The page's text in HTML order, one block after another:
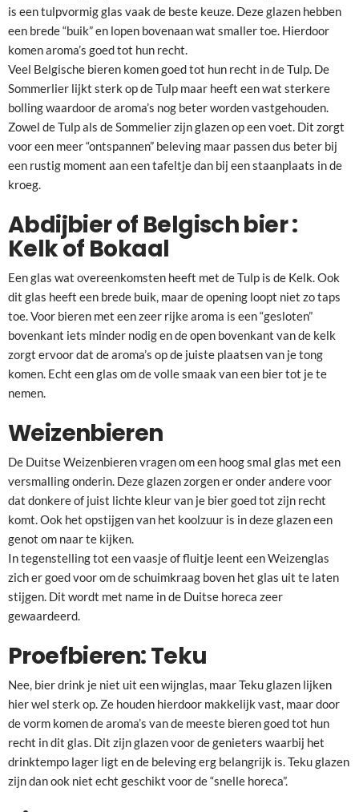
is een tulpvormig glas vaak de beste keuze. Deze glazen hebben
een brede “buik” en lopen bovenaan wat smaller toe. Hierdoor
komen aroma’s goed tot hun recht.
Veel Belgische bieren komen goed tot hun recht in de Tulp. De
Sommerlier lijkt sterk op de Tulp maar heeft een wat sterkere
bolling waardoor de aroma’s nog beter worden vastgehouden.
Zowel de Tulp als de Sommelier zijn glazen op een voet. Dit zorgt
voor een meer “ontspannen” beleving maar passen dus beter bij
een rustig moment aan een tafeltje dan bij een staanplaats in de
kroeg.
Abdijbier of Belgisch bier :
Kelk of Bokaal
Een glas wat overeenkomsten heeft met de Tulp is de Kelk. Ook
dit glas heeft een brede buik, maar de opening loopt niet zo taps
toe. Voor bieren met een zeer rijke aroma is een “gesloten”
bovenkant iets minder nodig en de open bovenkant van de kelk
zorgt ervoor dat de aroma’s op de juiste plaatsen van je tong
komen. Echt een glas om de volle smaak van een bier tot je te
nemen.
Weizenbieren
De Duitse Weizenbieren vragen om een hoog smal glas met een
versmalling onderin. Deze glazen zorgen er onder andere voor
dat donkere of juist lichte kleur van je bier goed tot zijn recht
komt. Ook het opstijgen van het koolzuur is in deze glazen een
genot om naar te kijken.
In tegenstelling tot een vaasje of fluitje leent een Weizenglas
zich er goed voor om de schuimkraag boven het glas uit te laten
stijgen. Dit wordt met name in de Duitse horeca zeer
gewaardeerd.
Proefbieren: Teku
Nee, bier drink je niet uit een wijnglas, maar Teku glazen lijken
hier wel sterk op. Ze houden hierdoor makkelijk vast, maar door
de vorm komen de aroma’s van de meeste bieren goed tot hun
recht in dit glas. Dit zijn glazen voor de genieters waarbij het
drinktempo lager ligt en de beleving erg belangrijk is. Teku glazen
zijn dan ook niet echt geschikt voor de “snelle horeca”.